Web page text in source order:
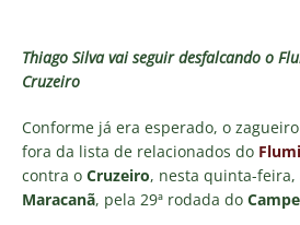
Thiago Silva vai seguir desfalcando o
Cruzeiro
Conforme já era esperado, o zagueiro
fora da lista de relacionados do
contra o Cruzeiro, nesta quinta-feira,
Maracanã, pela 29ª rodada do